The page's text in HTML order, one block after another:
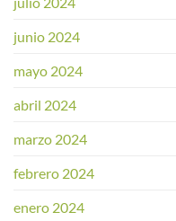
junio 2024
mayo 2024
abril 2024
marzo 2024
febrero 2024
enero 2024